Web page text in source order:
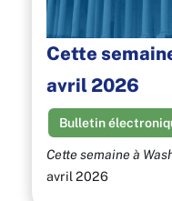
Cette
avril 2026
Bulletin
Cette semaine à
avril 2026